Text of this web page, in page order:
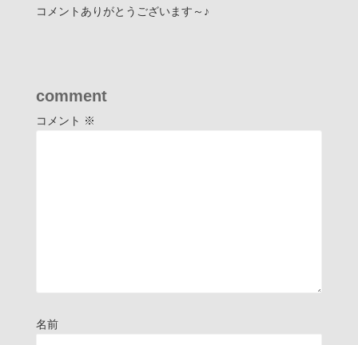
コメントありがとうございます～♪
comment
コメント ※
名前